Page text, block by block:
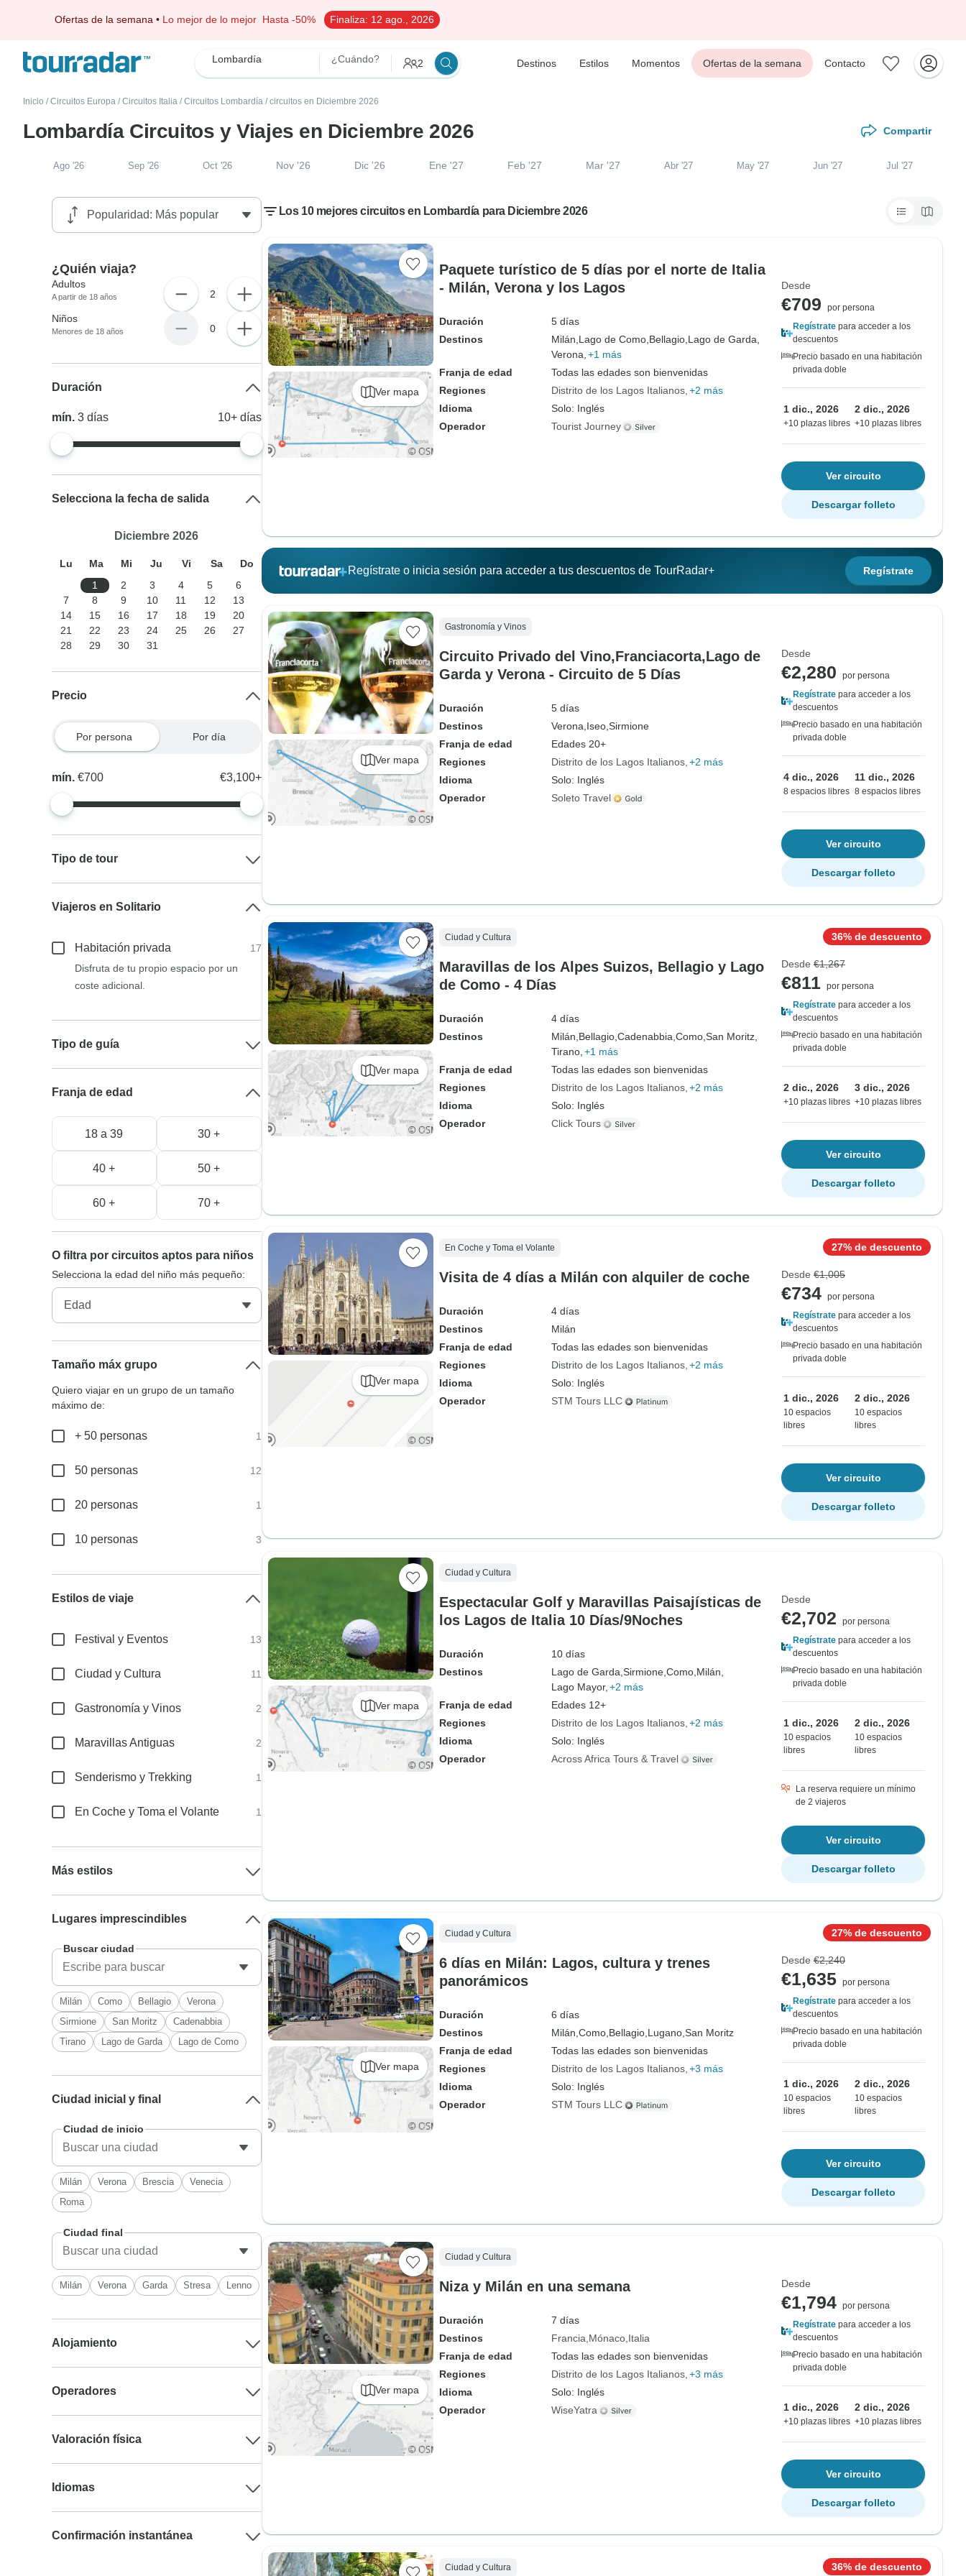
Ofertas de la semana • Lo mejor de lo mejor Hasta -50% Finaliza: 12 ago., 2026
Lombardía ¿Cuándo? 2 Destinos Estilos Momentos Ofertas de la semana Contacto
Inicio / Circuitos Europa / Circuitos Italia / Circuitos Lombardía / circuitos en Diciembre 2026
Lombardía Circuitos y Viajes en Diciembre 2026 Compartir
Ago '26 Sep '26 Oct '26 Nov '26 Dic '26 Ene '27 Feb '27 Mar '27 Abr '27 May '27 Jun '27 Jul '27
Los 10 mejores circuitos en Lombardía para Diciembre 2026
Ver mapa
Paquete turístico de 5 días por el norte de Italia
- Milán, Verona y los Lagos
Duración
5 días
Destinos
Milán, Lago de Como, Bellagio, Lago de Garda,
Verona, +1 más
Franja de edad
Todas las edades son bienvenidas
Regiones
Distrito de los Lagos Italianos +2 más
Idioma
Solo: Inglés
Operador
Tourist Journey
Desde
€709
por persona
Regístrate para acceder a los
descuentos
Precio basado en una habitación
privada doble
1 dic., 2026
+10 plazas libres
2 dic., 2026
+10 plazas libres
Ver circuito
Descargar folleto
Regístrate o inicia sesión para acceder a tus descuentos de TourRadar+ Regístrate
Ver mapa
Gastronomía y Vinos
Circuito Privado del Vino,Franciacorta,Lago de
Garda y Verona - Circuito de 5 Días
Duración
5 días
Destinos
Verona, Iseo, Sirmione
Franja de edad
Edades 20+
Regiones
Distrito de los Lagos Italianos +2 más
Idioma
Solo: Inglés
Operador
Soleto Travel
Desde
€2,280
por persona
Regístrate para acceder a los
descuentos
Precio basado en una habitación
privada doble
4 dic., 2026
8 espacios libres
11 dic., 2026
8 espacios libres
Ver circuito
Descargar folleto
Ver mapa
Ciudad y Cultura
Maravillas de los Alpes Suizos, Bellagio y Lago
de Como - 4 Días
Duración
4 días
Destinos
Milán, Bellagio, Cadenabbia, Como, San Moritz,
Tirano, +1 más
Franja de edad
Todas las edades son bienvenidas
Regiones
Distrito de los Lagos Italianos +2 más
Idioma
Solo: Inglés
Operador
Click Tours
36% de descuento
Desde €1,267
€811 por persona
Regístrate para acceder a los
descuentos
Precio basado en una habitación
privada doble
2 dic., 2026
+10 plazas libres
3 dic., 2026
+10 plazas libres
Ver circuito
Descargar folleto
Ver mapa
En Coche y Toma el Volante
Visita de 4 días a Milán con alquiler de coche
Duración
4 días
Destinos
Milán
Franja de edad
Todas las edades son bienvenidas
Regiones
Distrito de los Lagos Italianos +2 más
Idioma
Solo: Inglés
Operador
STM Tours LLC
27% de descuento
Desde €1,005
€734 por persona
Regístrate para acceder a los
descuentos
Precio basado en una habitación
privada doble
1 dic., 2026
10 espacios
libres
2 dic., 2026
10 espacios
libres
Ver circuito
Descargar folleto
Ver mapa
Ciudad y Cultura
Espectacular Golf y Maravillas Paisajísticas de
los Lagos de Italia 10 Días/9Noches
Duración
10 días
Destinos
Lago de Garda, Sirmione, Como, Milán,
Lago Mayor, +2 más
Franja de edad
Edades 12+
Regiones
Distrito de los Lagos Italianos +2 más
Idioma
Solo: Inglés
Operador
Across Africa Tours & Travel
Desde
€2,702
por persona
Regístrate para acceder a los
descuentos
Precio basado en una habitación
privada doble
1 dic., 2026
10 espacios
libres
2 dic., 2026
10 espacios
libres
La reserva requiere un mínimo
de 2 viajeros
Ver circuito
Descargar folleto
Ver mapa
Ciudad y Cultura
6 días en Milán: Lagos, cultura y trenes
panorámicos
Duración
6 días
Destinos
Milán, Como, Bellagio, Lugano, San Moritz
Franja de edad
Todas las edades son bienvenidas
Regiones
Distrito de los Lagos Italianos +3 más
Idioma
Solo: Inglés
Operador
STM Tours LLC
27% de descuento
Desde €2,240
€1,635 por persona
Regístrate para acceder a los
descuentos
Precio basado en una habitación
privada doble
1 dic., 2026
10 espacios
libres
2 dic., 2026
10 espacios
libres
Ver circuito
Descargar folleto
Ver mapa
Ciudad y Cultura
Niza y Milán en una semana
Duración
7 días
Destinos
Francia Mónaco Italia
Franja de edad
Todas las edades son bienvenidas
Regiones
Distrito de los Lagos Italianos +3 más
Idioma
Solo: Inglés
Operador
WiseYatra
Desde
€1,794 por persona
Regístrate para acceder a los
descuentos
Precio basado en una habitación
privada doble
1 dic., 2026
+10 plazas libres
2 dic., 2026
+10 plazas libres
Ver circuito
Descargar folleto
Ciudad y Cultura 36% de descuento
¿Quién viaja?
Adultos
A partir de 18 años 2
Niños
Menores de 18 años 0
Duración
mín.3días 10+ días
Selecciona la fecha de salida
Diciembre 2026
Lu Ma Mi Ju Vi Sa
Do
1
2 3 4 5
6
7
8 9 10 11 12
13
14
15 16 17 18 19
20
21
22 23 24 25 26
27
28
29 30 31
Precio
Por persona Por día
mín.€700 €3,100+
Tipo de tour
Viajeros en Solitario
Habitación privada
17
Disfruta de tu propio espacio por un
coste adicional.
Tipo de guía
Franja de edad
18 a 39 30 +
40 + 50 +
60 + 70 +
O filtra por circuitos aptos para niños
Selecciona la edad del niño más pequeño:
Tamaño máx grupo
Quiero viajar en un grupo de un tamaño
máximo de:
+ 50 personas 1
50 personas 12
20 personas 1
10 personas 3
Estilos de viaje
Festival y Eventos 13
Ciudad y Cultura 11
Gastronomía y Vinos 2
Maravillas Antiguas 2
Senderismo y Trekking 1
En Coche y Toma el Volante 1
Más estilos
Lugares imprescindibles
Buscar ciudad
Milán Como Bellagio
Verona
Sirmione
San Moritz
Cadenabbia
Tirano
Lago de Garda Lago de Como
Ciudad inicial y final
Ciudad de inicio
Milán Verona Brescia
Venecia
Roma
Ciudad final
Milán Verona Garda Stresa Lenno
Alojamiento
Operadores
Valoración física
Idiomas
Confirmación instantánea